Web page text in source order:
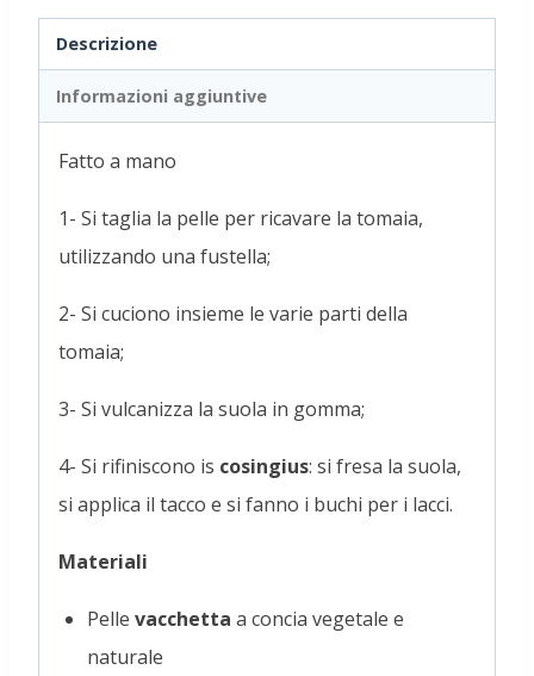
(Twitter)
Descrizione
Informazioni aggiuntive
Fatto a mano
1- Si taglia la pelle per ricavare la tomaia,
utilizzando una fustella;
2- Si cuciono insieme le varie parti della
tomaia;
3- Si vulcanizza la suola in gomma;
4- Si rifiniscono is cosingius: si fresa la suola,
si applica il tacco e si fanno i buchi per i lacci.
Materiali
Pelle vacchetta a concia vegetale e
naturale